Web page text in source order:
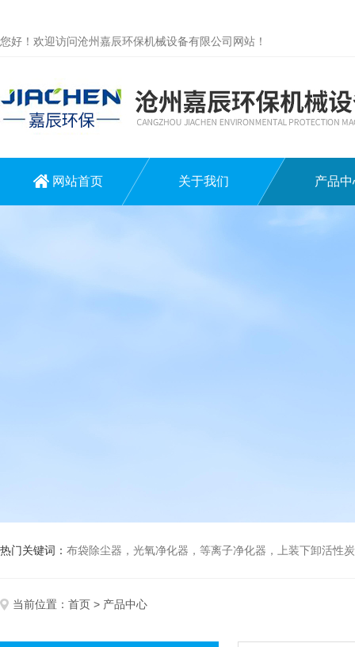
您好！欢迎访问沧州嘉辰环保机械设备有限公司网站！
网站首页 关于我们 产品中
热门关键词： 布袋除尘器，光氧净化器，等离子净化器，上装下卸活性炭吸附箱，打磨除尘
当前位置： 首页 > 产品中心